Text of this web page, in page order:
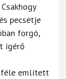
pecsétje
forgó,
ígérő
féle említett